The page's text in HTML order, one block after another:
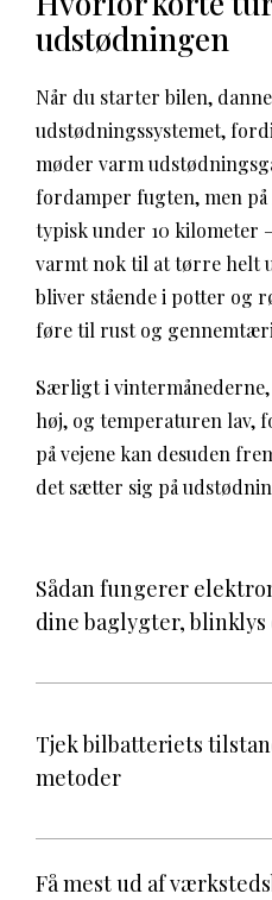
udstødningen
Når du starter bilen,
udstødningssystemet,
møder varm
fordamper fugten, men
typisk under 10 kilometer
varmt nok til at tørre helt
bliver stående i potter og
føre til rust og
Særligt i
høj, og temperaturen lav,
på vejene kan desuden
det sætter sig på
Sådan fungerer
dine baglygter, blinklys
Tjek bilbatteriets
metoder
Få mest ud af